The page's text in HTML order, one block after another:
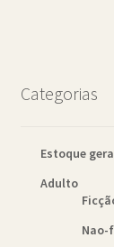
Categorias
Estoque
Adulto
Nao-